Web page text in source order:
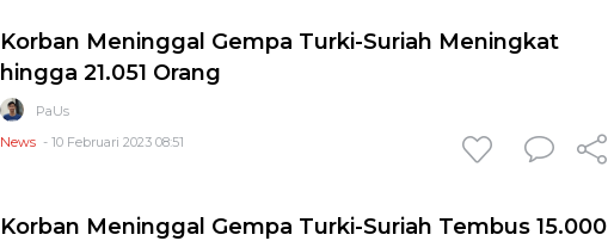
Korban Meninggal Gempa Turki-Suriah Meningkat
hingga 21.051 Orang
PaUs
News - 10 Februari 2023 08:51
Korban Meninggal Gempa Turki-Suriah Tembus 15.000